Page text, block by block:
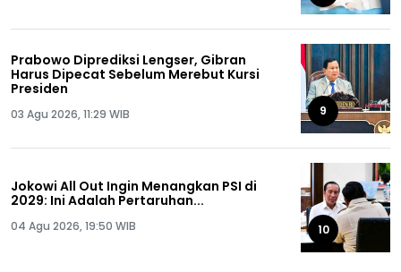
Prabowo Diprediksi Lengser, Gibran
Harus Dipecat Sebelum Merebut Kursi
Presiden
03 Agu 2026, 11:29 WIB 9
Jokowi All Out Ingin Menangkan PSI di
2029: Ini Adalah Pertaruhan...
04 Agu 2026, 19:50 WIB 10